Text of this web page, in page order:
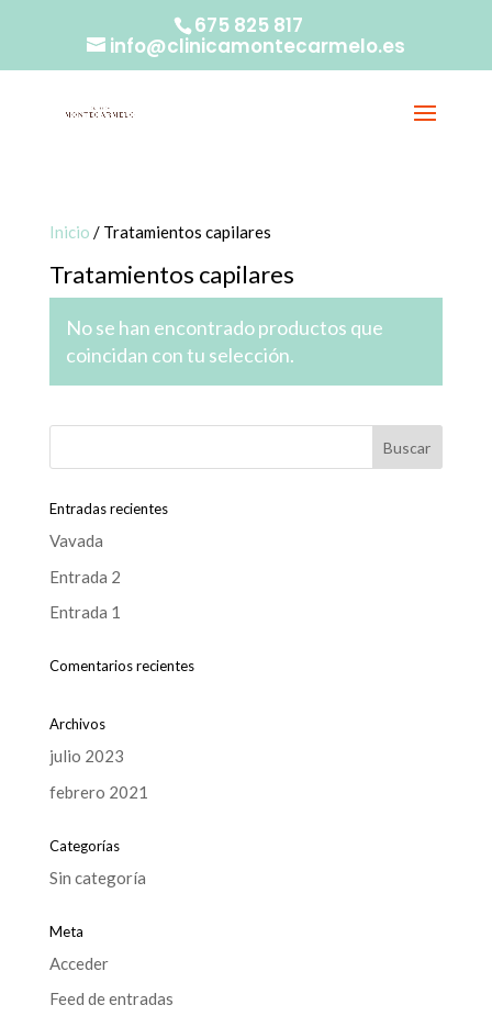
675 825 817
info@clinicamontecarmelo.es
Inicio / Tratamientos capilares
Tratamientos capilares
No se han encontrado productos que
coincidan con tu selección.
Entradas recientes
Vavada
Entrada 2
Entrada 1
Comentarios recientes
Archivos
julio 2023
febrero 2021
Categorías
Sin categoría
Meta
Acceder
Feed de entradas